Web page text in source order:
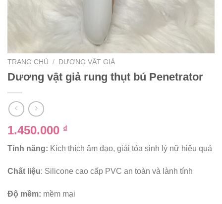
TRANG CHỦ / DƯƠNG VẬT GIẢ
Dương vật giả rung thụt bú Penetrator
1.450.000 ₫
Tính năng: Kích thích âm đạo, giải tỏa sinh lý nữ hiệu quả
Chất liệu: Silicone cao cấp PVC an toàn và lành tính
Độ mềm: mềm mại